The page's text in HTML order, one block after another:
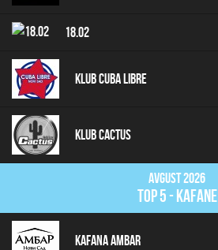
18.02
Klub Cuba Libre
Klub Cactus
Avgust 2026
top 5 - kafane
Kafana Ambar